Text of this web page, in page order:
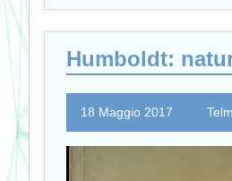
Humboldt:
18 Maggio 2017